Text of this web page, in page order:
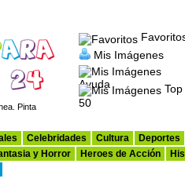
Pinta
Mis Imágenes
Ayuda
Top
50
Celebridades Cultura
Deportes
y Horror Heroes de Acción